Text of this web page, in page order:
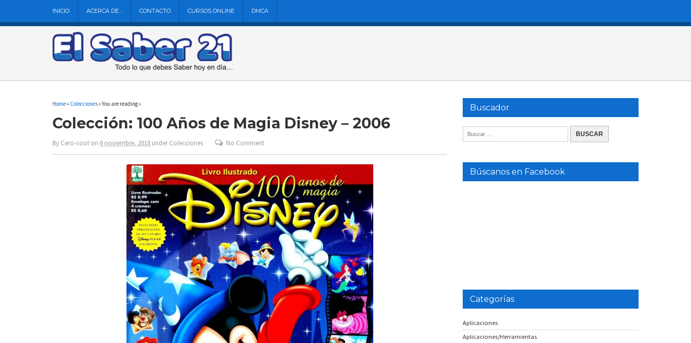
INICIO ACERCA DE… CONTACTO CURSOS ONLINE DMCA
Home» Colecciones» You are reading »
Colección: 100 Años de Magia Disney – 2006
By Cero-cool on 6 noviembre, 2018 underColecciones No Comment
Buscador
Búscanos en Facebook
Categorías
Aplicaciones
Aplicaciones/Herramientas